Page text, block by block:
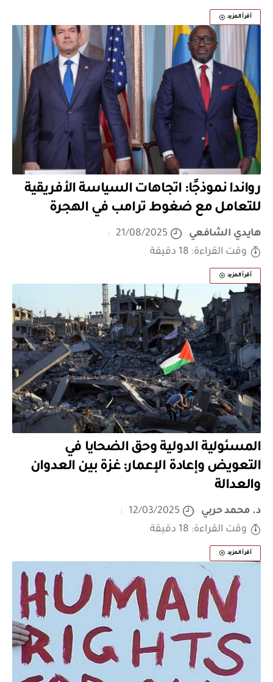
أقرأ المزيد
رواندا نموذجًا: اتجاهات السياسة الأفريقية
للتعامل مع ضغوط ترامب في الهجرة
هايدي الشافعي
21/08/2025
وقت القراءة: 18 دقيقة
أقرأ المزيد
المسئولية الدولية وحق الضحايا في
التعويض وإعادة الإعمار: غزة بين العدوان
والعدالة
د. محمد حربي
12/03/2025
وقت القراءة: 18 دقيقة
أقرأ المزيد